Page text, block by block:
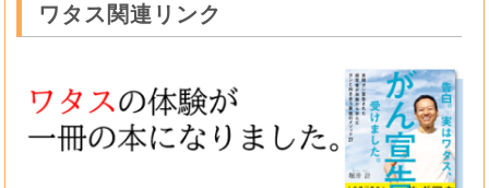
ワタス関連リンク